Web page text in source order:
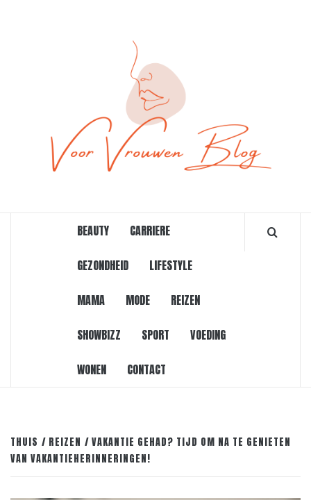
BEAUTY CARRIERE
GEZONDHEID LIFESTYLE
MAMA MODE REIZEN
SHOWBIZZ SPORT VOEDING
WONEN CONTACT
THUIS REIZEN
VAKANTIE GEHAD? TIJD OM NA TE GENIETEN
VAN VAKANTIEHERINNERINGEN!